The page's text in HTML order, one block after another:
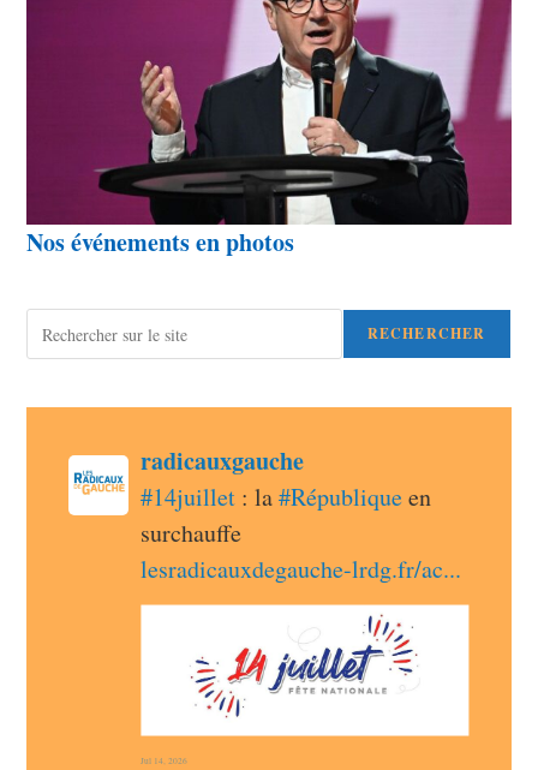
Nos événements en photos
RECHERCHER
radicauxgauche avatar
radicauxgauchepost
#14juillet : la #République en
surchauffe
lesradicauxdegauche-lrdg.fr/ac
Jul 14, 2026